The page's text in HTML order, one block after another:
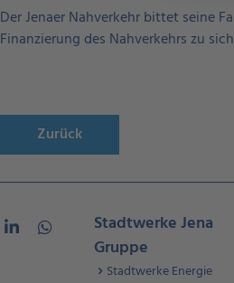
Der Jenaer Nahverkehr bittet seine
Finanzierung des Nahverkehrs zu
Zurück
Stadtwerke Jena
Gruppe
Stadtwerke Energie